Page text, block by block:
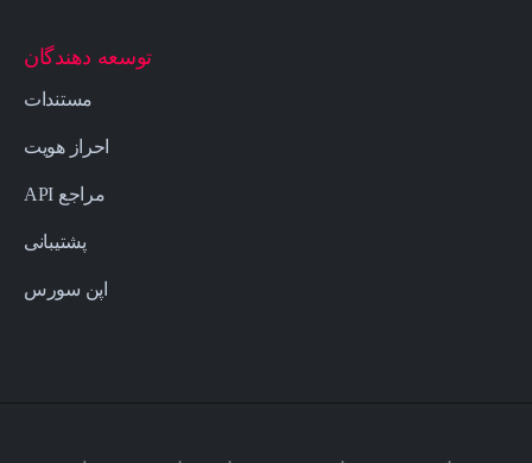
توسعه دهندگان
مستندات
احراز هویت
مراجع API
پشتیبانی
اپن سورس